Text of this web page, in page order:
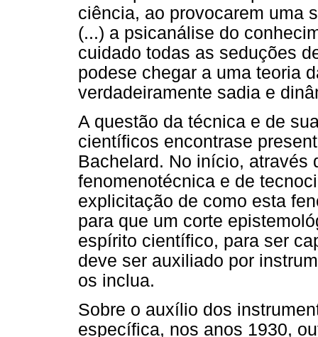
ciência, ao provocarem uma
(...) a psicanálise do
cuidado todas as seduções
podese chegar a uma teoria
verdadeiramente sadia e
A questão da técnica e de
científicos encontrase
Bachelard. No início, através
fenomenotécnica e de
explicitação de como esta
para que um corte
espírito científico, para ser
deve ser auxiliado por
os inclua.
Sobre o auxílio dos
específica, nos anos 1930,